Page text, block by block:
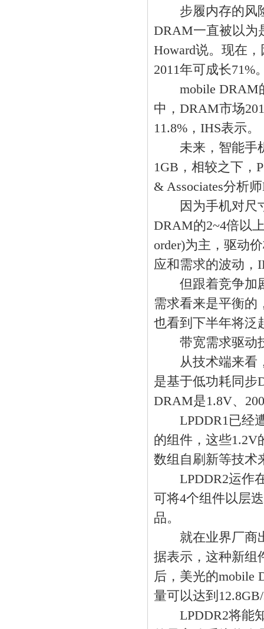
步履内存的风险
DRAM一直被以为
Howard说。现在
2011年可成长71%
mobile DRAM的
中，DRAM市场
11.8%，IHS表示。
未来，智能手机
1GB，相较之下，
& Associates分析
因为手机对尺寸
DRAM的2~4倍以
order)为主，驱动
应和需求的波动，
但跟着竞争加剧
需求看来是平衡的
也看到下半年将泛
带宽需求驱动
从技术端来看，
是基于低功耗同步
DRAM是1.8V、
LPDDR1已经遭
的组件，这些1.2V
数组自刷新等技术
LPDDR2运作在
可将4个组件以层
品。
就在业界厂商出
据表示，这种新组
后，美光的mobile
量可以达到
LPDDR2将能知